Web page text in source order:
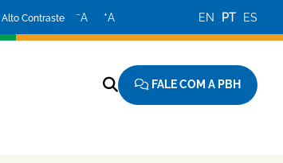
Alto Contraste −A +A EN PT ES
FALE COM A PBH